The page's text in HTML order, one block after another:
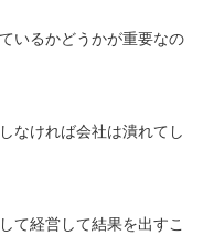
いるかどうかが重要なの
なければ会社は潰れてし
て経営して結果を出すこ